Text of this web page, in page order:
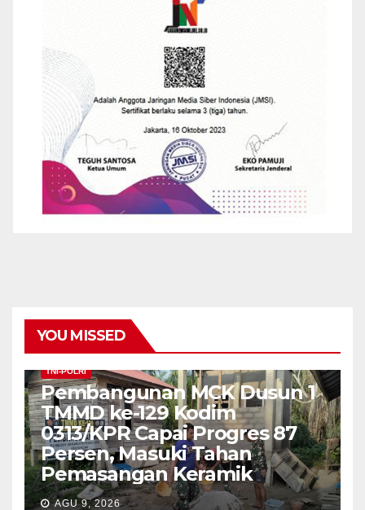
YOU MISSED
TNI-POLRI
Pembangunan MCK Dusun 1
TMMD ke-129 Kodim
0313/KPR Capai Progres 87
Persen, Masuki Tahan
Pemasangan Keramik
AGU 9, 2026